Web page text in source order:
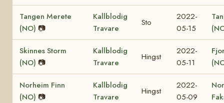
Tangen Merete
(NO) 📷
Kallblodig
Travare
Sto
2022-
05-15
Skinnes Storm
(NO) 📷
Kallblodig
Travare
Hingst
2022-
05-11
Norheim Finn
(NO) 📷
Kallblodig
Travare
Hingst
2022-
05-09